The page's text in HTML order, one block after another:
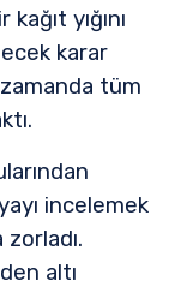
yığını
karar
tüm
incelemek
altı